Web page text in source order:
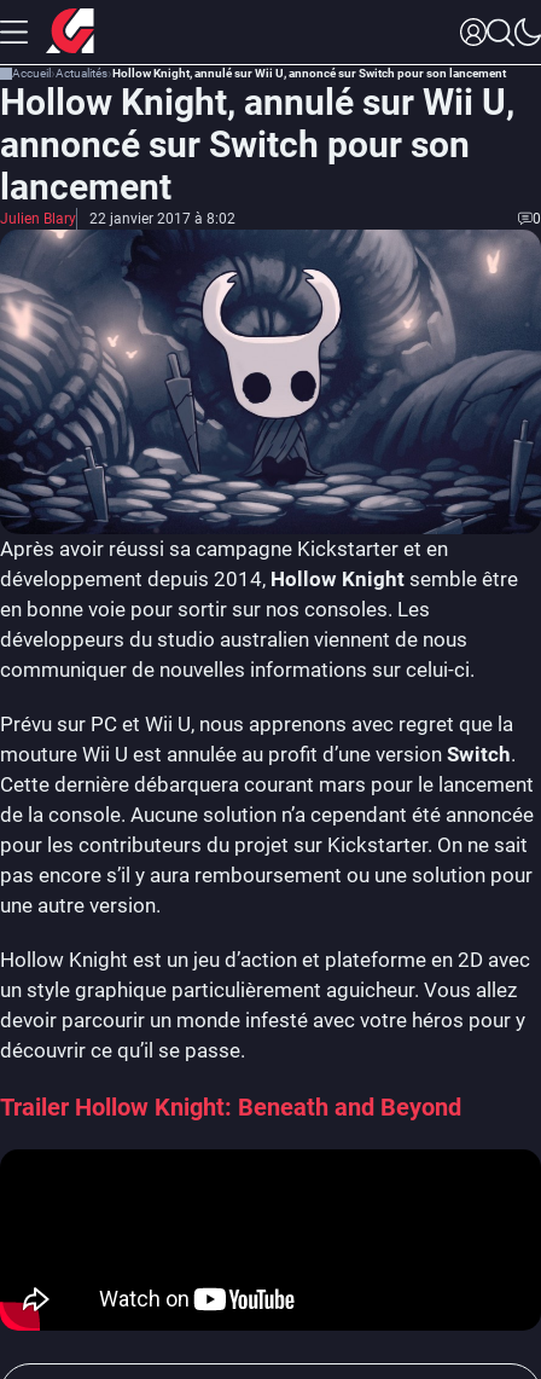
Accueil Actualités Hollow Knight, annulé sur Wii U, annoncé sur Switch pour son lancement
Hollow Knight, annulé sur Wii U,
annoncé sur Switch pour son
lancement
Julien Blary 22 janvier 2017 à 8:02 0
Après avoir réussi sa campagne Kickstarter et en
développement depuis 2014, Hollow Knight semble être
en bonne voie pour sortir sur nos consoles. Les
développeurs du studio australien viennent de nous
communiquer de nouvelles informations sur celui-ci.
Prévu sur PC et Wii U, nous apprenons avec regret que la
mouture Wii U est annulée au profit d’une version Switch.
Cette dernière débarquera courant mars pour le lancement
de la console. Aucune solution n’a cependant été annoncée
pour les contributeurs du projet sur Kickstarter. On ne sait
pas encore s’il y aura remboursement ou une solution pour
une autre version.
Hollow Knight est un jeu d’action et plateforme en 2D avec
un style graphique particulièrement aguicheur. Vous allez
devoir parcourir un monde infesté avec votre héros pour y
découvrir ce qu’il se passe.
Trailer Hollow Knight: Beneath and Beyond